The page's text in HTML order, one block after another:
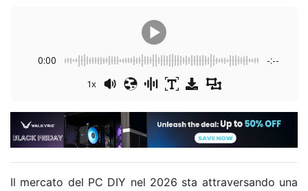
0:00 -:--
1x
Il mercato del PC DIY nel 2026 sta attraversando una